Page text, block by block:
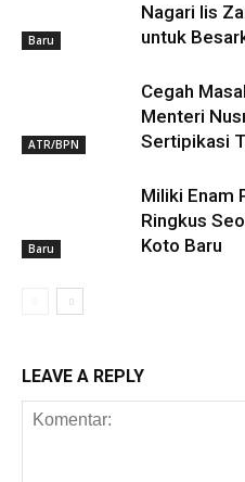
Baru
Nagari Iis
untuk
ATR/BPN
Cegah
Menteri
Sertipikasi
Baru
Miliki Enam
Ringkus
Koto Baru
LEAVE A REPLY